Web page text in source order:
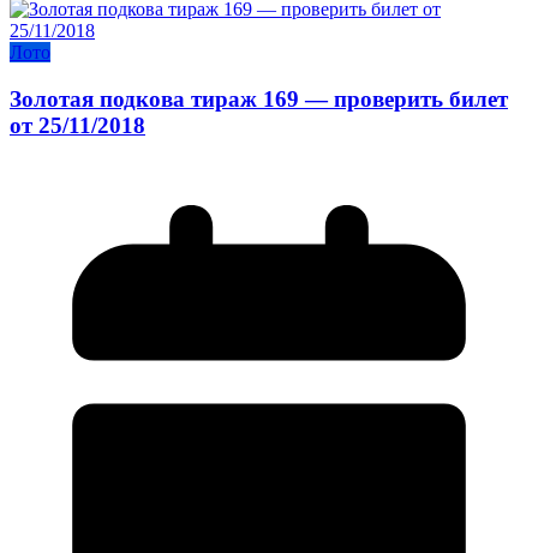
Лото
Золотая подкова тираж 169 — проверить билет
от 25/11/2018